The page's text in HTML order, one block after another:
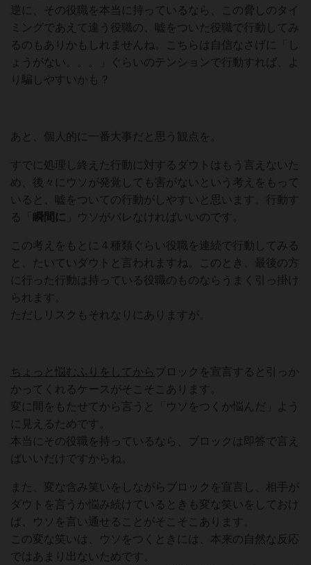
逆に、その役職を本当に持っているなら、この脅しのタイ
ミングであえて違う役職の、嘘をついた役職で行動してみ
るのもありかもしれませんね。こちらは自信なさげに「し
ょうがない。。。」ぐらいのテンションで行動すれば、よ
り騙しやすいかも？
あと、個人的に一番大事だと思う観点を。
すでに処理し終えた行動に対するダウトはもう言えないた
め、後々にウソが発覚しても害がないという考えをもって
いると、嘘をついての行動がしやすいと思います。行動す
る「
瞬間 に 」ウソがバレなければいいのです。
この考えをもとに４種類ぐらい役職を連続で行動してみる
と、たいていダウトと言われますね。このとき、最後の方
に行った行動は持っている役職のものならうまく引っ掛け
られます。
ただしリスクもそれなりにありますが。
ちょっと悩むふりをしてから ブロックを宣言すると引っか
かってくれるケースがそこそこあります。
変に間をもたせてから言うと「ウソをつくか悩んだ」よう
に見えるためです。
本当にその役職を持っているなら、ブロックは即答で言え
ばいいだけですからね。
また、変な含み笑いをしながらブロックを宣言し、相手が
ダウトを言うか悩み続けているときも変な笑いをしておけ
ば、ウソを言い通せることがそこそこあります。
この変な笑いは、ウソをつくときには、本来の自然な反応
ではあまり出ないためです。